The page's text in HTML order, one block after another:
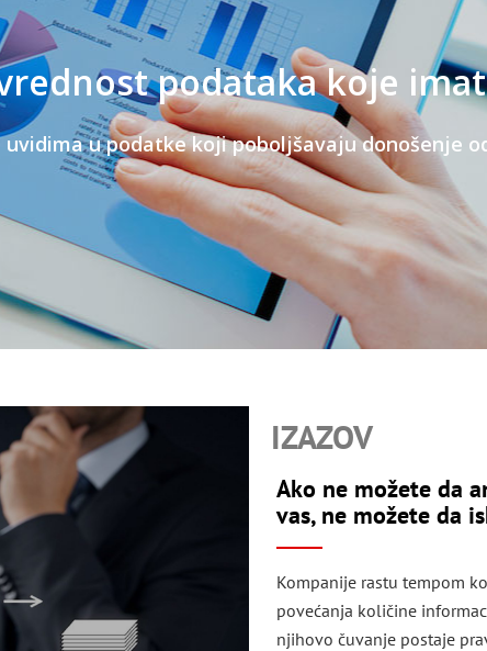
IZAZOV
Ako ne možete da
vas, ne možete da
Kompanije rastu tempom
povećanja količine
njihovo čuvanje postaje